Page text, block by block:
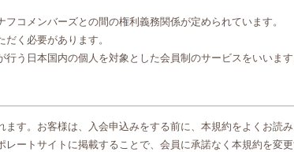
コメンバーズとの間の権利義務関係が定められています。
く必要があります。
う日本国内の個人を対象とした会員制のサービスをいいます
す。お客様は、入会申込みをする前に、本規約をよくお読み
ートサイトに掲載することで、会員に承諾なく本規約を変